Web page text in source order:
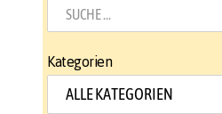
Kategorien